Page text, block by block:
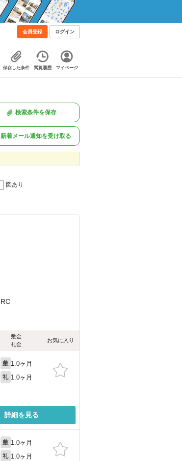
会員登録 ログイン
保存した条件 閲覧履歴 マイページ
検索条件を保存
新着メール通知を受け取る
図あり
RC
敷金
礼金
お気に入り
敷 1.0ヶ月
礼 1.0ヶ月
詳細を見る
敷 1.0ヶ月
礼 1.0ヶ月